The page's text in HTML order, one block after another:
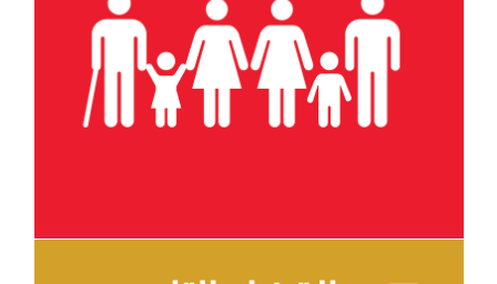
الهدف 1